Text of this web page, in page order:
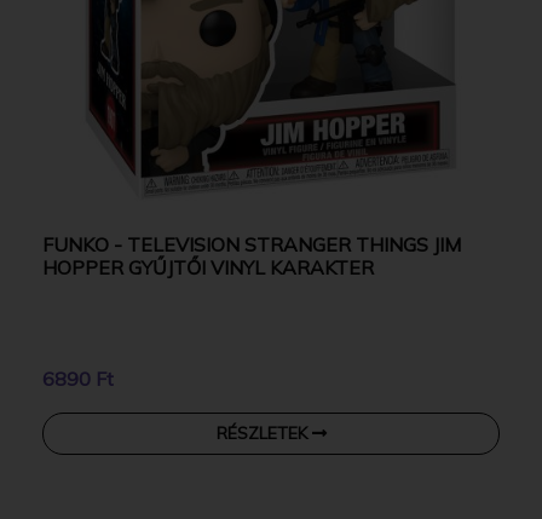
FUNKO - TELEVISION STRANGER THINGS JIM
HOPPER GYŰJTŐI VINYL KARAKTER
6890 Ft
RÉSZLETEK